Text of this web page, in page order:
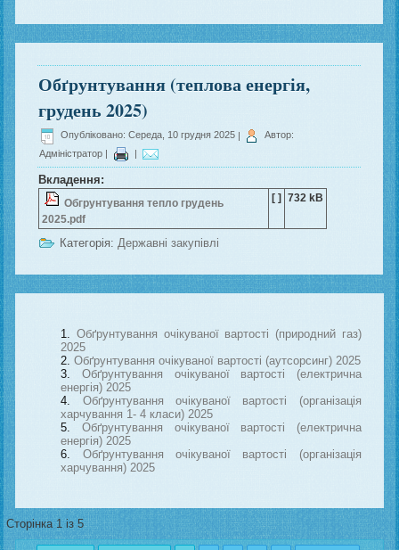
Обґрунтування (теплова енергія,
грудень 2025)
Опубліковано: Середа, 10 грудня 2025 |
Автор:
Адміністратор | |
Вкладення:
Обгрунтування тепло грудень
2025.pdf
[ ] 732 kB
Категорія: Державні закупівлі
Обґрунтування очікуваної вартості (природний газ)
2025
Обґрунтування очікуваної вартості (аутсорсинг) 2025
Обґрунтування очікуваної вартості (електрична
енергія) 2025
Обґрунтування очікуваної вартості (організація
харчування 1- 4 класи) 2025
Обґрунтування очікуваної вартості (електрична
енергія) 2025
Обґрунтування очікуваної вартості (організація
харчування) 2025
Сторінка 1 із 5